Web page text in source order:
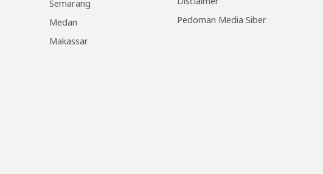
Semarang
Medan
Makassar
Pedoman Media Siber